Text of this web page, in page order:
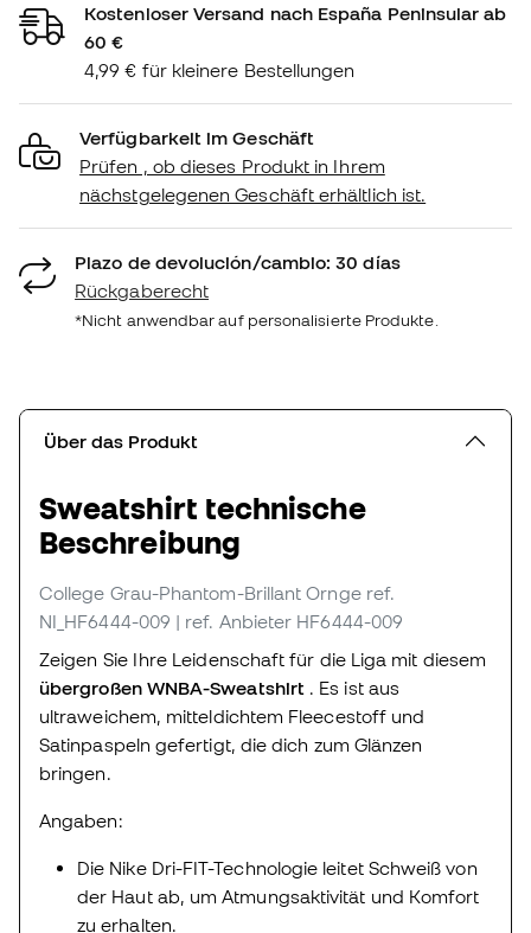
Kostenloser Versand nach España Peninsular ab
60 €
4,99 € für kleinere Bestellungen
Verfügbarkeit im Geschäft
Prüfen , ob dieses Produkt in Ihrem
nächstgelegenen Geschäft erhältlich ist.
Plazo de devolución/cambio: 30 días
Rückgaberecht
*Nicht anwendbar auf personalisierte Produkte.
Über das Produkt
Sweatshirt technische
Beschreibung
College Grau-Phantom-Brillant Ornge ref.
NI_HF6444-009 | ref. Anbieter HF6444-009
Zeigen Sie Ihre Leidenschaft für die Liga mit diesem
übergroßen WNBA-Sweatshirt . Es ist aus
ultraweichem, mitteldichtem Fleecestoff und
Satinpaspeln gefertigt, die dich zum Glänzen
bringen.
Angaben:
Die Nike Dri-FIT-Technologie leitet Schweiß von
der Haut ab, um Atmungsaktivität und Komfort
zu erhalten.